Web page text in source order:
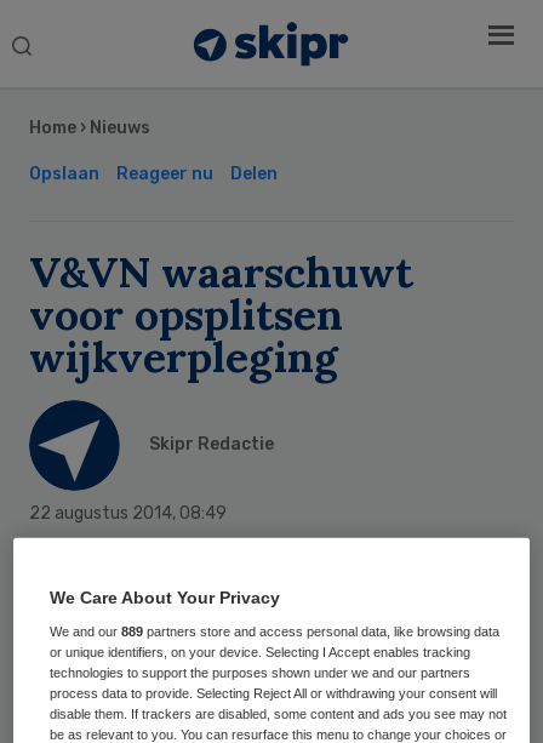
Search
Home › Nieuws
Opslaan Reageer nu Delen
V&VN waarschuwt
voor opsplitsen
wijkverpleging
Skipr Redactie
22 augustus 2014, 08:49
twee soorten wijkverpleegkundigen: één die
het regelwerk in de wijk doet en één die de
directe zorg verleent. Het is niet de
Sidebar
We Care About Your Privacy
We and our889 partners store and access personal data, like browsing data
or unique identifiers, on your device. Selecting I Accept enables tracking
technologies to support the purposes shown under we and our partners
process data to provide. Selecting Reject All or withdrawing your consent will
disable them. If trackers are disabled, some content and ads you see may not
be as relevant to you. You can resurface this menu to change your choices or